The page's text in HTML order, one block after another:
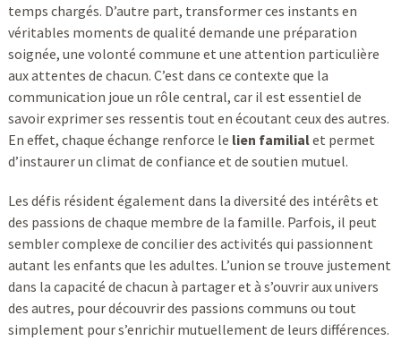
temps chargés. D’autre part, transformer ces instants en
véritables moments de qualité demande une préparation
soignée, une volonté commune et une attention particulière
aux attentes de chacun. C’est dans ce contexte que la
communication joue un rôle central, car il est essentiel de
savoir exprimer ses ressentis tout en écoutant ceux des autres.
En effet, chaque échange renforce le lien familialet permet
d’instaurer un climat de confiance et de soutien mutuel.
Les défis résident également dans la diversité des intérêts et
des passions de chaque membre de la famille. Parfois, il peut
sembler complexe de concilier des activités qui passionnent
autant les enfants que les adultes. L’union se trouve justement
dans la capacité de chacun à partager et à s’ouvrir aux univers
des autres, pour découvrir des passions communs ou tout
simplement pour s’enrichir mutuellement de leurs différences.